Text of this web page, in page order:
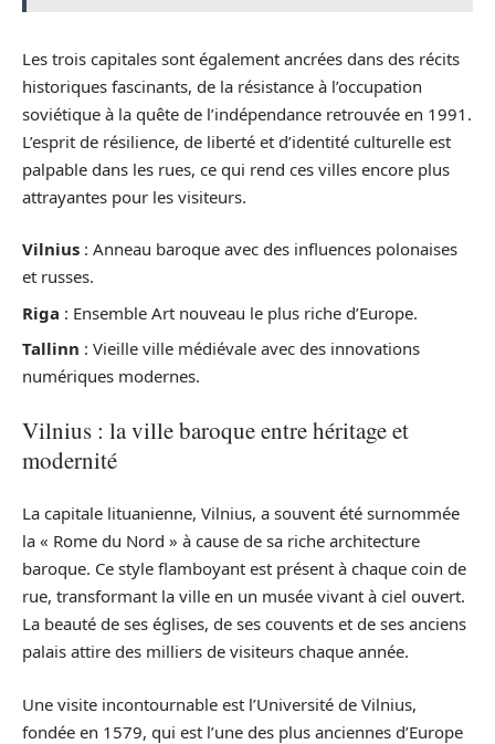
Les trois capitales sont également ancrées dans des récits
historiques fascinants, de la résistance à l’occupation
soviétique à la quête de l’indépendance retrouvée en 1991.
L’esprit de résilience, de liberté et d’identité culturelle est
palpable dans les rues, ce qui rend ces villes encore plus
attrayantes pour les visiteurs.
Vilnius : Anneau baroque avec des influences polonaises
et russes.
Riga : Ensemble Art nouveau le plus riche d’Europe.
Tallinn : Vieille ville médiévale avec des innovations
numériques modernes.
Vilnius : la ville baroque entre héritage et
modernité
La capitale lituanienne, Vilnius, a souvent été surnommée
la « Rome du Nord » à cause de sa riche architecture
baroque. Ce style flamboyant est présent à chaque coin de
rue, transformant la ville en un musée vivant à ciel ouvert.
La beauté de ses églises, de ses couvents et de ses anciens
palais attire des milliers de visiteurs chaque année.
Une visite incontournable est l’Université de Vilnius,
fondée en 1579, qui est l’une des plus anciennes d’Europe